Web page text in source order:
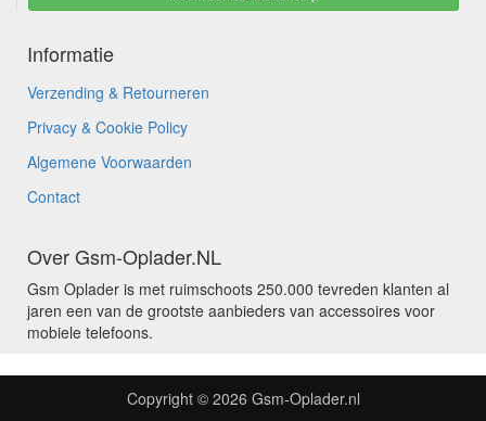
Informatie
Verzending & Retourneren
Privacy & Cookie Policy
Algemene Voorwaarden
Contact
Over Gsm-Oplader.NL
Gsm Oplader is met ruimschoots 250.000 tevreden klanten al
jaren een van de grootste aanbieders van accessoires voor
mobiele telefoons.
Copyright © 2026 Gsm-Oplader.nl